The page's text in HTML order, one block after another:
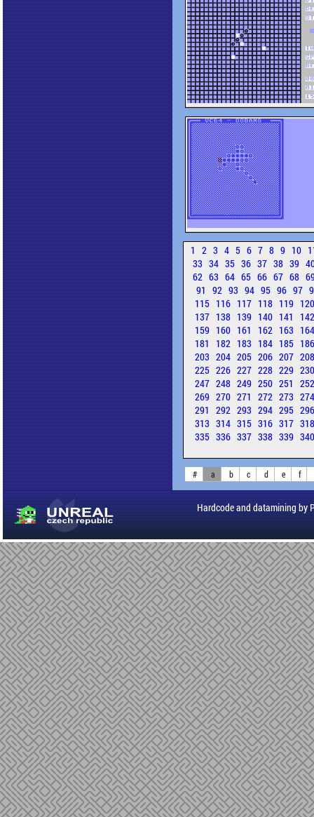
1 2 3 4 5 6 7 8 9 10
33 34 35 36 37 38 39
62 63 64 65 66 67 68
91 92 93 94 95 96 97
115 116 117 118 119
137 138 139 140 141
159 160 161 162 163
181
182 183 184 185
203 204 205 206 207
225 226 227 228 229
247 248 249 250 251
269 270 271 272 273
291 292 293 294 295
313 314 315 316 317
335 336 337 338 339
# a b c d e f
Hardcode and datamining by